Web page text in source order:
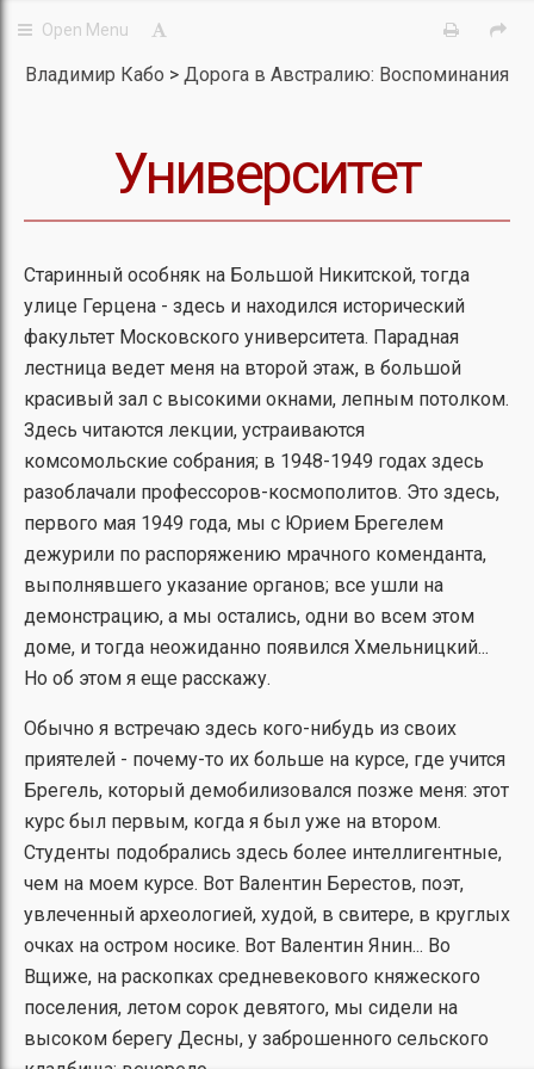
Владимир Кабо Дорога в Австралию: Воспоминания
Университет
Старинный особняк на Большой Никитской, тогда
улице Герцена - здесь и находился исторический
факультет Московского университета. Парадная
лестница ведет меня на второй этаж, в большой
красивый зал с высокими окнами, лепным потолком.
Здесь читаются лекции, устраиваются
комсомольские собрания; в 1948-1949 годах здесь
разоблачали профессоров-космополитов. Это здесь,
первого мая 1949 года, мы с Юрием Брегелем
дежурили по распоряжению мрачного коменданта,
выполнявшего указание органов; все ушли на
демонстрацию, а мы остались, одни во всем этом
доме, и тогда неожиданно появился Хмельницкий...
Но об этом я еще расскажу.
Обычно я встречаю здесь кого-нибудь из своих
приятелей - почему-то их больше на курсе, где учится
Брегель, который демобилизовался позже меня: этот
курс был первым, когда я был уже на втором.
Студенты подобрались здесь более интеллигентные,
чем на моем курсе. Вот Валентин Берестов, поэт,
увлеченный археологией, худой, в свитере, в круглых
очках на остром носике. Вот Валентин Янин... Во
Вщиже, на раскопках средневекового княжеского
поселения, летом сорок девятого, мы сидели на
высоком берегу Десны, у заброшенного сельского